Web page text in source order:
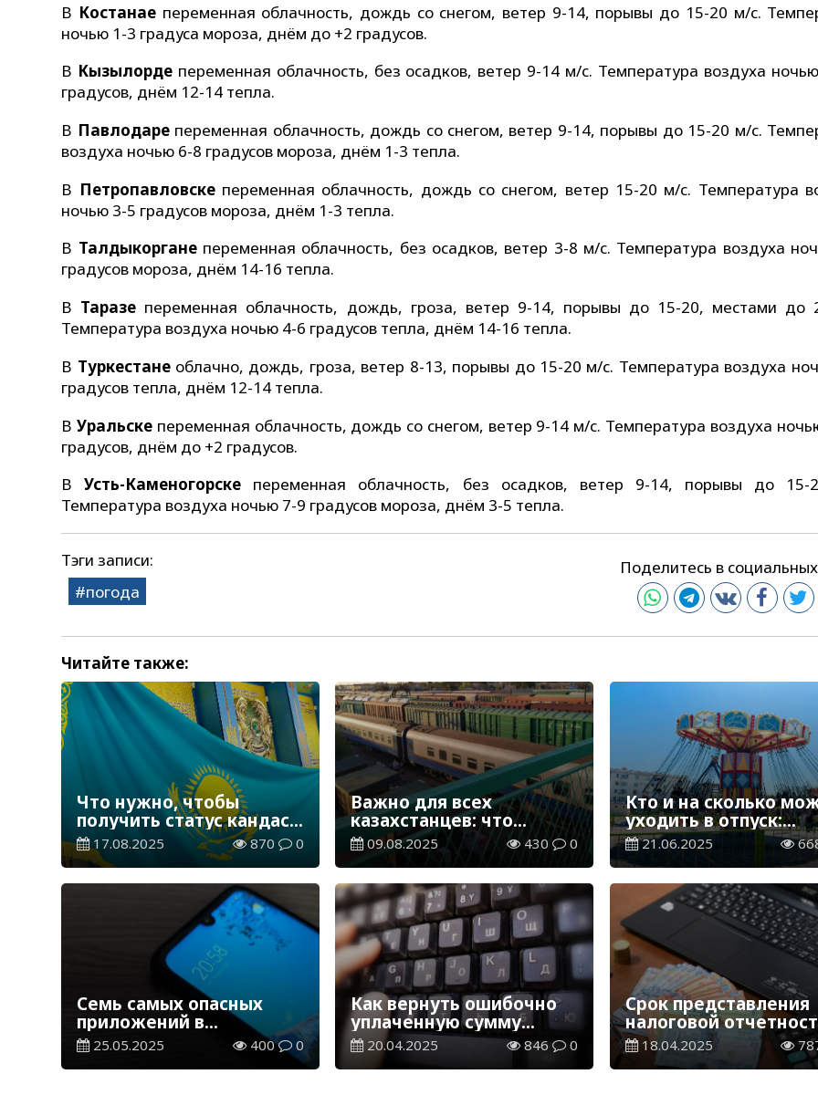
В Костанаепеременная облачность, дождь со снегом, ветер 9-14, порывы до 15-20 м/с.
ночью 1-3 градуса мороза, днём до +2 градусов.
В Кызылорде переменная облачность, без осадков, ветер 9-14 м/с. Температура воздуха
градусов, днём 12-14 тепла.
В Павлодарепеременная облачность, дождь со снегом, ветер 9-14, порывы до 15-20 м/с.
воздуха ночью 6-8 градусов мороза, днём 1-3 тепла.
В Петропавловскепеременная облачность, дождь со снегом, ветер 15-20 м/с. Температура
ночью 3-5 градусов мороза, днём 1-3 тепла.
В Талдыкорганепеременная облачность, без осадков, ветер 3-8 м/с. Температура воздуха
градусов мороза, днём 14-16 тепла.
В Таразе переменная облачность, дождь, гроза, ветер 9-14, порывы до 15-20, местами до
Температура воздуха ночью 4-6 градусов тепла, днём 14-16 тепла.
В Туркестанеоблачно, дождь, гроза, ветер 8-13, порывы до 15-20 м/с. Температура воздуха
градусов тепла, днём 12-14 тепла.
В Уральске переменная облачность, дождь со снегом, ветер 9-14 м/с. Температура воздуха
градусов, днём до +2 градусов.
ВУсть-Каменогорске переменная облачность, без осадков, ветер 9-14, порывы до 15-
Температура воздуха ночью 7-9 градусов мороза, днём 3-5 тепла.
Тэги записи:
погода
Поделитесь в
Читайте также:
Что нужно, чтобы
получить статус кандаса
в Казахстане
17.08.2025 870 0
Важно для всех
казахстанцев: что
делать, если вы
опоздали на поезд
09.08.2025 430 0
Кто и на сколько
уходить в отпуск:
разъяснения
РК
21.06.2025
Семь самых опасных
приложений в
смартфоне
25.05.2025 400 0
Как вернуть ошибочно
уплаченную сумму
налога
20.04.2025 846 0
Срок представления
налоговой
уплаты ряда налогов
истекает 21 апреля
18.04.2025